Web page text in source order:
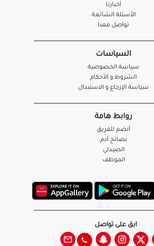
أخبارنا
الأسئلة الشائعة
تواصل معنا
السياسات
سياسة الخصوصية
الشروط و الأحكام
سياسة الإرجاع و الاستبدال
روابط هامة
أنضم للفريق
نصائح آدم
الصيدلي
الموظف
ابق على تواصل